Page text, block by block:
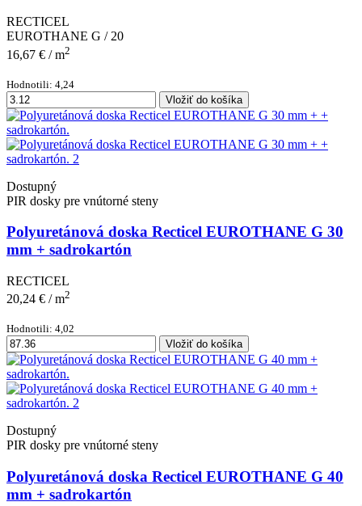
RECTICEL
EUROTHANE G / 20
16,67 € / m2
Hodnotili: 4,24
Vložiť do košíka
Dostupný
PIR dosky pre vnútorné steny
Polyuretánová doska Recticel EUROTHANE G 30
mm + sadrokartón
RECTICEL
20,24 € / m2
Hodnotili: 4,02
Vložiť do košíka
Dostupný
PIR dosky pre vnútorné steny
Polyuretánová doska Recticel EUROTHANE G 40
mm + sadrokartón